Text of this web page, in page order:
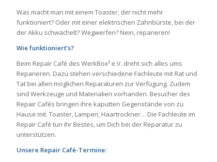
Was macht man mit einem Toaster, der nicht mehr
funktioniert? Oder mit einer elektrischen Zahnbürste, bei der
der Akku schwächelt? Wegwerfen? Nein, reparieren!
Wie funktioniert’s?
Beim Repair Café des WerkBox³ e.V. dreht sich alles ums
Reparieren. Dazu stehen verschiedene Fachleute mit Rat und
Tat bei allen möglichen Reparaturen zur Verfügung. Zudem
sind Werkzeuge und Materialien vorhanden. Besucher des
Repair Cafés bringen ihre kaputten Gegenstände von zu
Hause mit. Toaster, Lampen, Haartrockner… Die Fachleute im
Repair Café tun ihr Bestes, um Dich bei der Reparatur zu
unterstützen.
Unsere Repair Café-Termine: